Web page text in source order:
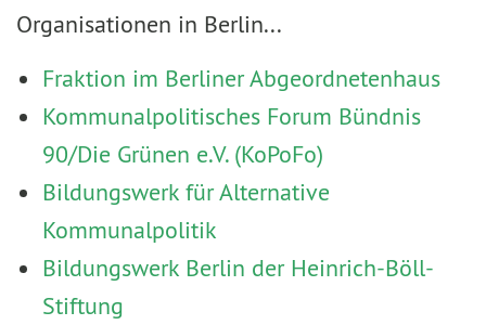
Organisationen in Berlin...
Fraktion im Berliner Abgeordnetenhaus
Kommunalpolitisches Forum Bündnis
90/Die Grünen e.V. (KoPoFo)
Bildungswerk für Alternative
Kommunalpolitik
Bildungswerk Berlin der Heinrich-Böll-
Stiftung